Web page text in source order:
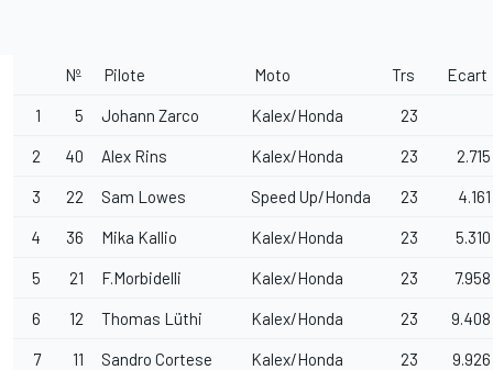
Nº Pilote Moto Trs Ecart
1 5 Johann Zarco Kalex/Honda 23
2 40 Alex Rins Kalex/Honda 23 2.715
3 22 Sam Lowes Speed Up/Honda 23 4.161
4 36 Mika Kallio Kalex/Honda 23 5.310
5 21 F.Morbidelli Kalex/Honda 23 7.958
6 12 Thomas Lüthi Kalex/Honda 23 9.408
7 11 Sandro Cortese Kalex/Honda 23 9.926